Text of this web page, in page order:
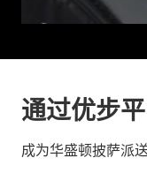
通过优步
成为华盛顿披萨派